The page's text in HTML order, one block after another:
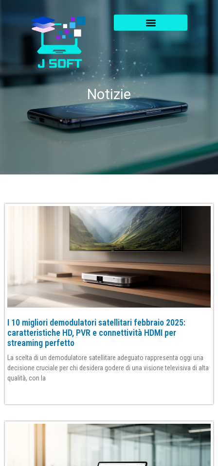
Notizie
I 10 migliori demodulatori satellitari febbraio 2025:
caratteristiche HD, PVR e connettività HDMI per
streaming perfetto
La scelta di un demodulatore satellitare adeguato rappresenta oggi una
decisione cruciale per chi desidera godere di una visione televisiva di alta
qualità, con la